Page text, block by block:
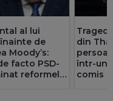
al lui
de
Moody’s:
facto PSD-
reformele
din
într-un
comis